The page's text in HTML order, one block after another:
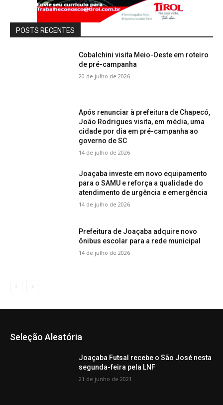
POSTS RECENTES
Cobalchini visita Meio-Oeste em roteiro
de pré-campanha
20 de julho de 2026
Após renunciar à prefeitura de Chapecó,
João Rodrigues visita, em média, uma
cidade por dia em pré-campanha ao
governo de SC
14 de julho de 2026
Joaçaba investe em novo equipamento
para o SAMU e reforça a qualidade do
atendimento de urgência e emergência
14 de julho de 2026
Prefeitura de Joaçaba adquire novo
ônibus escolar para a rede municipal
14 de julho de 2026
Seleção Aleatória
Joaçaba Futsal recebe o São José nesta
segunda-feira pela LNF
21 de junho de 2021